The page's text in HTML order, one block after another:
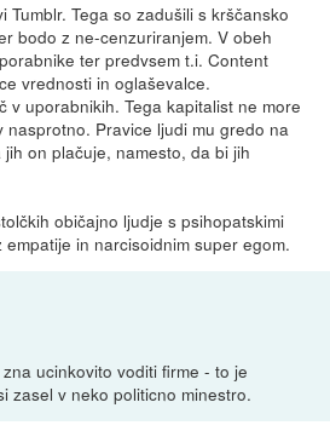
Tumblr. Tega so zadušili s krščansko
bodo z ne-cenzuriranjem. V obeh
ter predvsem t.i. Content
vrednosti in oglaševalce.
v uporabnikih. Tega kapitalist ne more
nasprotno. Pravice ljudi mu gredo na
on plačuje, namesto, da bi jih
običajno ljudje s psihopatskimi
in narcisoidnim super egom.
ucinkovito voditi firme - to je
zasel v neko politicno minestro.